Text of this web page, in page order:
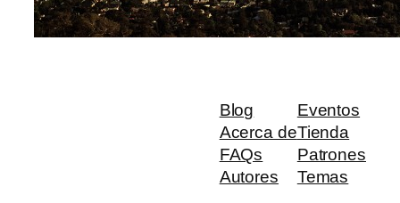
Blog
Acerca de
FAQs
Autores
Eventos
Tienda
Patrones
Temas